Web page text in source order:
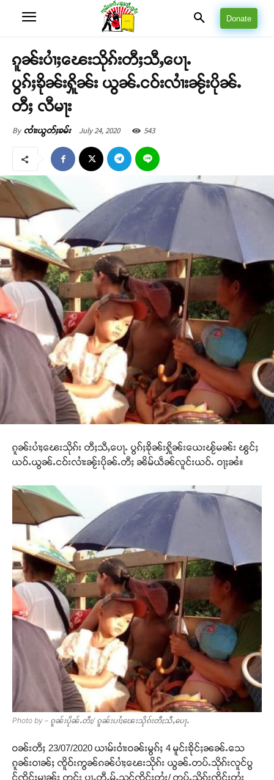
Donate
ၵူၼ်းပၢႆႈၽေးသိုၵ်းတီႈသီႇပေႃႉ
ပွၵ်ႈၶိုၼ်းႁိူၼ်း ယွၼ်ႉငဝ်းလၢႆးၼႂ်းပိုၼ်ႉ
တီႈ လီမႃး
By ၸၢႆးယွတ်ႈၶမ်း July 24, 2020 543
ၵူၼ်းပၢႆႈၽေးသိုၵ်း တီႈသီႇပေႃႉ ပွၵ်ႈၶိုၼ်းႁိူၼ်းယေးၽႂ်မၼ်း ၽွင်ႈ
ယဝ်ႉယွၼ်ႉငဝ်းလၢႆးၼႂ်းပိုၼ်ႉတီႈ ၼိမ်ယဵၼ်လူင်းယဝ်ႉ ဝႃႈၼႆ။
Photo by – ၵူၼ်းပိုၼ်ႉတီႈ/ ၵူၼ်းပၢႆႈၽေးသိုၵ်းတီႈသီႇပေႃႉ
ဝၼ်းတီႈ 23/07/2020 ယၢမ်းဝၢႆးဝၼ်းမွၵ်ႈ 4 မူင်းၶိုင်ႈၼၼ်ႉသေ
ၵူၼ်းဝၢၼ်ႈ ၸိူဝ်းဢွၼ်ၵၼ်ပၢႆႈၽေးသိုၵ်း ယွၼ်ႉတပ်ႉသိုၵ်းလူင်ပွ
င်ၸိုင်ႈမၢၼ်ႈ တင်း ပႃႇတီႇမႂ်ႇသုင်ၸိုင်ႈတႆး/ တပ်ႉသိုၵ်းၸိုင်ႈတႆး